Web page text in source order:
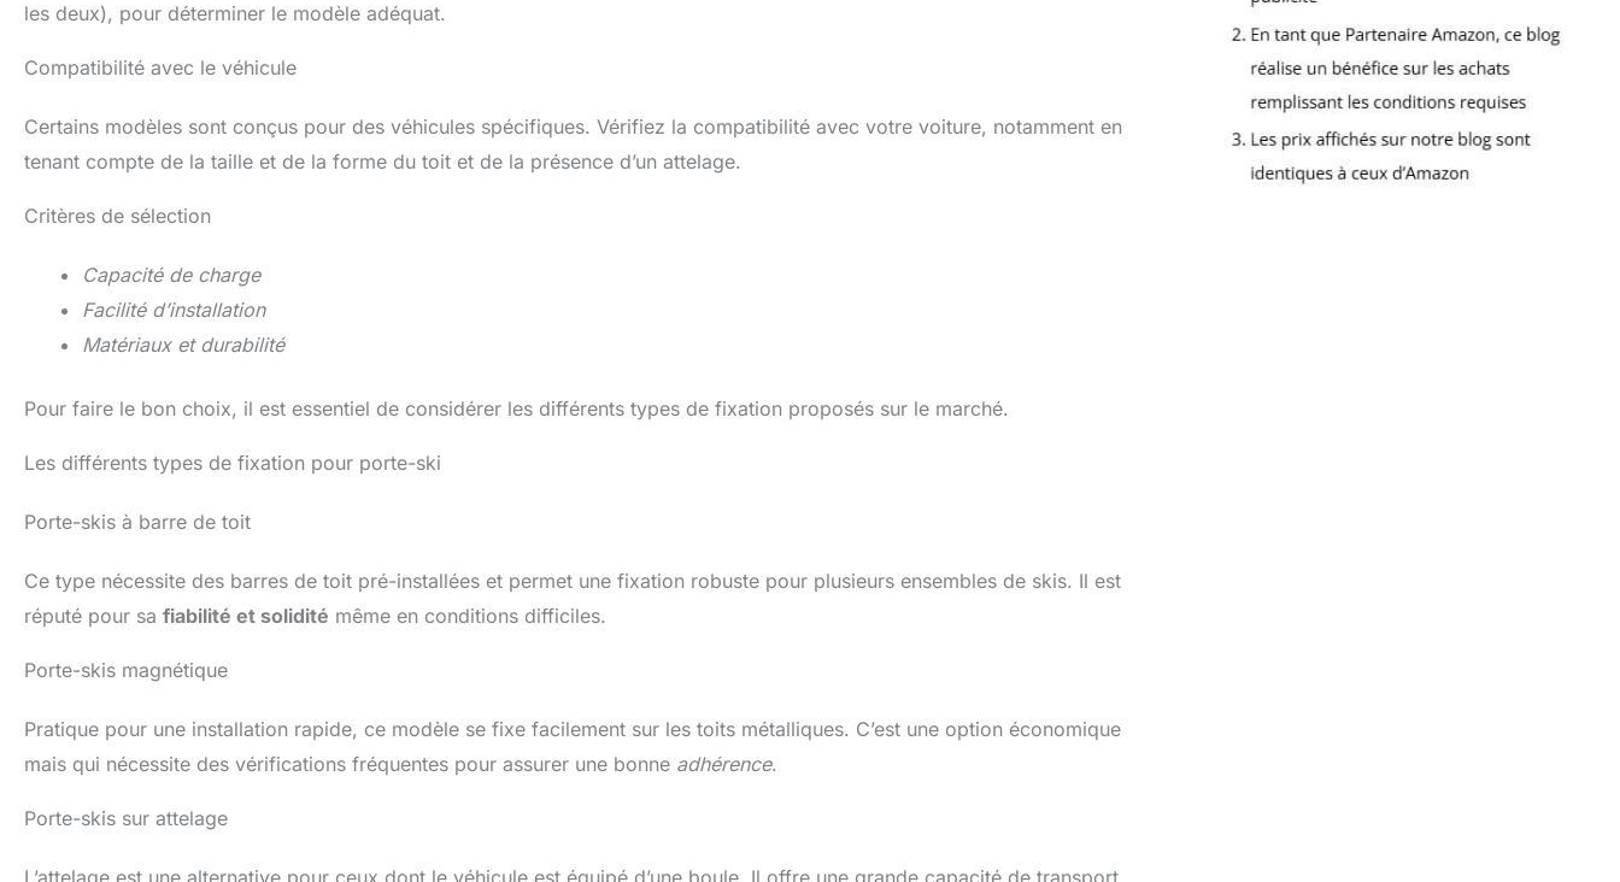
les deux), pour déterminer le modèle adéquat.
Compatibilité avec le véhicule
Certains modèles sont conçus pour des véhicules spécifiques. Vérifiez la compatibilité avec votre voiture, notamment en
tenant compte de la taille et de la forme du toit et de la présence d’un attelage.
Critères de sélection
Capacité de charge
Facilité d’installation
Matériaux et durabilité
Pour faire le bon choix, il est essentiel de considérer les différents types de fixation proposés sur le marché.
Les différents types de fixation pour porte-ski
Porte-skis à barre de toit
Ce type nécessite des barres de toit pré-installées et permet une fixation robuste pour plusieurs ensembles de skis. Il est
réputé pour sa fiabilité et solidité même en conditions difficiles.
Porte-skis magnétique
Pratique pour une installation rapide, ce modèle se fixe facilement sur les toits métalliques. C’est une option économique
mais qui nécessite des vérifications fréquentes pour assurer une bonne adhérence.
Porte-skis sur attelage